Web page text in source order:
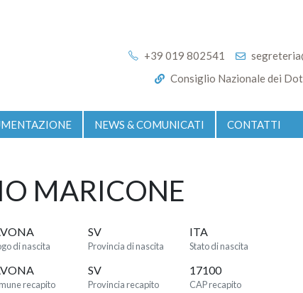
+39 019 802541
Consiglio Nazionale dei
NEWS & COMUNICATI CONTATTI
MARICONE
di nascita
SV
Provincia di nascita
ITA
Stato di nascita
recapito
SV
Provincia recapito
17100
CAP recapito